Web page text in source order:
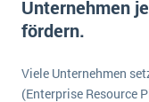
Suche
Auswahl
E-commerce
Einzelhandel
Finanzen
Grosshandel
Die 4
Offene Stellen bei
DSGVO/GDPR
Unternehmen
fördern.
Viele Unternehmen
(Enterprise Resource